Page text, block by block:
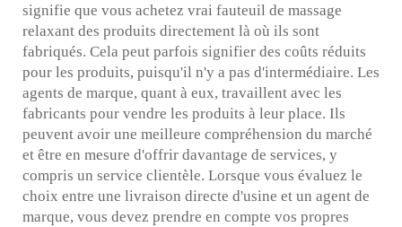
signifie que vous achetez vrai fauteuil de massage
relaxant des produits directement là où ils sont
fabriqués. Cela peut parfois signifier des coûts réduits
pour les produits, puisqu'il n'y a pas d'intermédiaire. Les
agents de marque, quant à eux, travaillent avec les
fabricants pour vendre les produits à leur place. Ils
peuvent avoir une meilleure compréhension du marché
et être en mesure d'offrir davantage de services, y
compris un service clientèle. Lorsque vous évaluez le
choix entre une livraison directe d'usine et un agent de
marque, vous devez prendre en compte vos propres